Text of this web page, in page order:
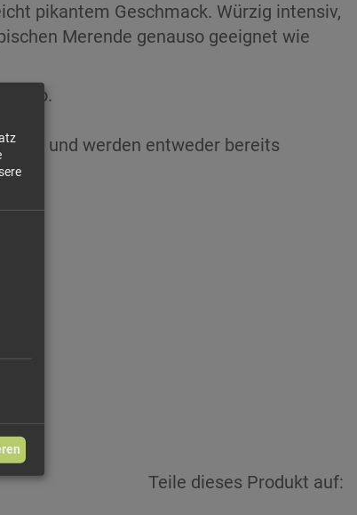
pikantem Geschmack. Würzig intensiv,
Merende genauso geeignet wie
und werden entweder bereits
Teile dieses Produkt auf: